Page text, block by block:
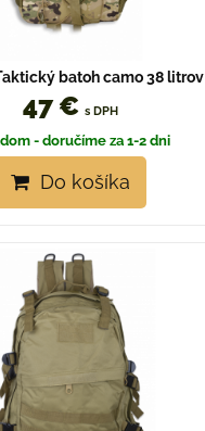
batoh camo 38 litrov
47 € s DPH
- doručíme za 1-2 dni
Do košíka